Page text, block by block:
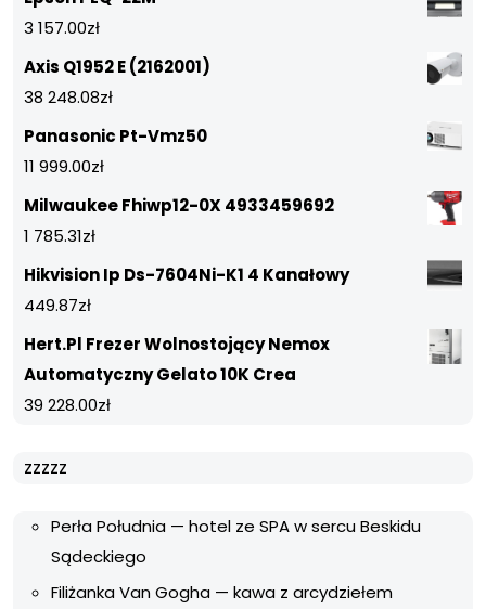
3 157.00zł
Axis Q1952 E (2162001)
38 248.08zł
Panasonic Pt-Vmz50
11 999.00zł
Milwaukee Fhiwp12-0X 4933459692
1 785.31zł
Hikvision Ip Ds-7604Ni-K1 4 Kanałowy
449.87zł
Hert.Pl Frezer Wolnostojący Nemox
Automatyczny Gelato 10K Crea
39 228.00zł
zzzzz
Perła Południa — hotel ze SPA w sercu Beskidu
Sądeckiego
Filiżanka Van Gogha — kawa z arcydziełem